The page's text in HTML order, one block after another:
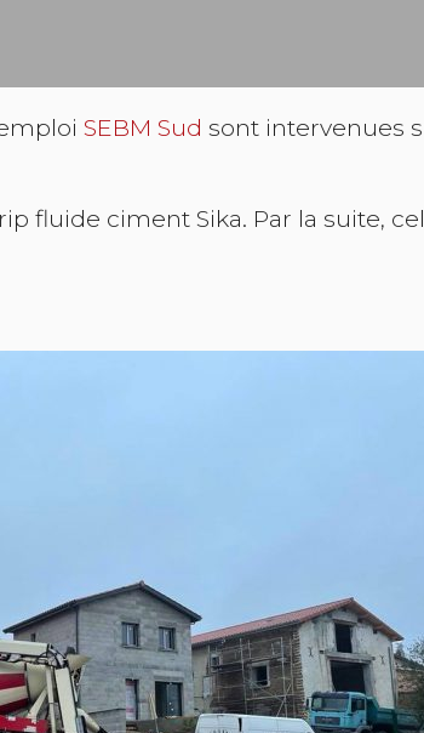
SEBM Sud sont intervenues
fluide ciment Sika. Par la suite,